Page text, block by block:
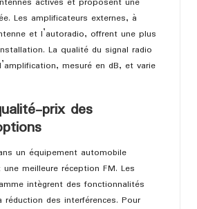
actives et proposent une
Les amplificateurs externes, à
et l’autoradio, offrent une plus
La qualité du signal radio
mesuré en dB, et varie
prix des
un équipement automobile
meilleure réception FM. Les
intègrent des fonctionnalités
réduction des interférences. Pour